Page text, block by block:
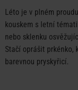
Léto je v plném
kouskem s letní
nebo sklenku
Stačí oprášit prkénko,
barevnou pryskyřicí.